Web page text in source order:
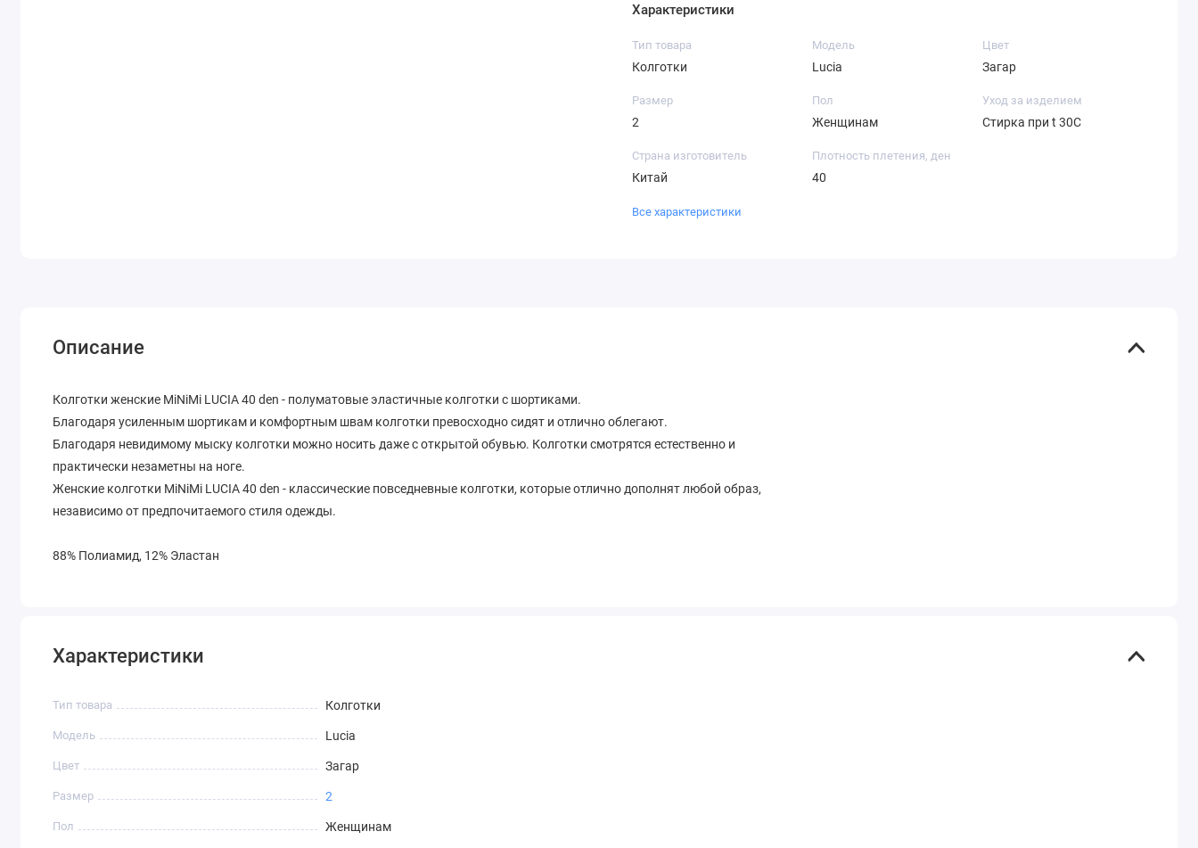
Характеристики
Тип товара
Колготки
Модель
Lucia
Цвет
Загар
Размер
2
Пол
Женщинам
Уход за изделием
Стирка при t 30С
Страна изготовитель
Китай
Плотность плетения, ден
40
Все характеристики
Описание
Колготки женские MiNiMi LUCIA 40 den - полуматовые эластичные колготки с шортиками.
Благодаря усиленным шортикам и комфортным швам колготки превосходно сидят и отлично облегают.
Благодаря невидимому мыску колготки можно носить даже с открытой обувью. Колготки смотрятся естественно и
практически незаметны на ноге.
Женские колготки MiNiMi LUCIA 40 den - классические повседневные колготки, которые отлично дополнят любой образ,
независимо от предпочитаемого стиля одежды.
88% Полиамид, 12% Эластан
Характеристики
Тип товара Колготки
Модель Lucia
Цвет Загар
Размер 2
Пол Женщинам